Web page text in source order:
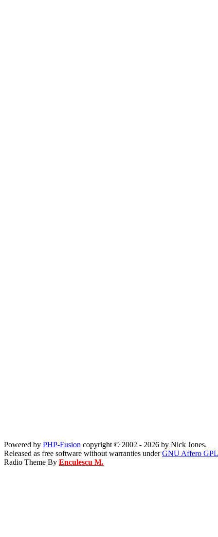
Powered by PHP-Fusion copyright © 2002 - 2026 by Nick Jones.
Released as free software without warranties underGNU Affero GPL
Radio Theme By Enculescu M.